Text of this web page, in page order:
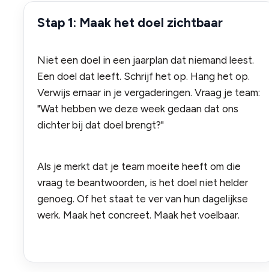
Stap 1: Maak het doel zichtbaar
Niet een doel in een jaarplan dat niemand leest.
Een doel dat leeft. Schrijf het op. Hang het op.
Verwijs ernaar in je vergaderingen. Vraag je team:
"Wat hebben we deze week gedaan dat ons
dichter bij dat doel brengt?"
Als je merkt dat je team moeite heeft om die
vraag te beantwoorden, is het doel niet helder
genoeg. Of het staat te ver van hun dagelijkse
werk. Maak het concreet. Maak het voelbaar.